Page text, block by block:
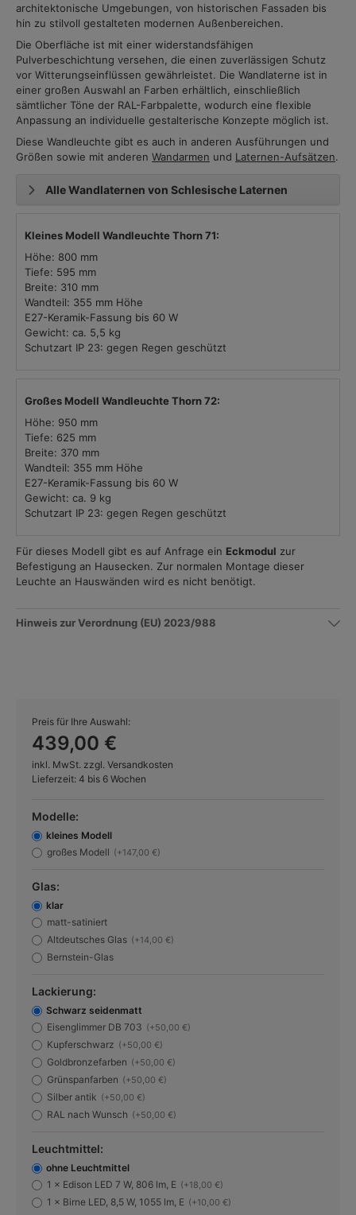
architektonische Umgebungen, von historischen Fassaden bis
hin zu stilvoll gestalteten modernen Außenbereichen.
Die Oberfläche ist mit einer widerstandsfähigen
Pulverbeschichtung versehen, die einen zuverlässigen Schutz
vor Witterungseinflüssen gewährleistet. Die Wandlaterne ist in
einer großen Auswahl an Farben erhältlich, einschließlich
sämtlicher Töne der RAL-Farbpalette, wodurch eine flexible
Anpassung an individuelle gestalterische Konzepte möglich ist.
Diese Wandleuchte gibt es auch in anderen Ausführungen und
Größen sowie mit anderen Wandarmen und Laternen-Aufsätzen.
Alle Wandlaternen von Schlesische Laternen
Kleines Modell Wandleuchte Thorn 71:
Höhe: 800 mm
Tiefe: 595 mm
Breite: 310 mm
Wandteil: 355 mm Höhe
E27-Keramik-Fassung bis 60 W
Gewicht: ca. 5,5 kg
Schutzart IP 23: gegen Regen geschützt
Großes Modell Wandleuchte Thorn 72:
Höhe: 950 mm
Tiefe: 625 mm
Breite: 370 mm
Wandteil: 355 mm Höhe
E27-Keramik-Fassung bis 60 W
Gewicht: ca. 9 kg
Schutzart IP 23: gegen Regen geschützt
Für dieses Modell gibt es auf Anfrage ein Eckmodul zur
Befestigung an Hausecken. Zur normalen Montage dieser
Leuchte an Hauswänden wird es nicht benötigt.
Hinweis zur Verordnung (EU) 2023/988
Preis für Ihre Auswahl:
439,00 €
inkl. MwSt. zzgl. Versandkosten
Lieferzeit: 4 bis 6 Wochen
Modelle:
kleines Modell
großes Modell (+147,00 €)
Glas:
klar
matt-satiniert
Altdeutsches Glas (+14,00 €)
Bernstein-Glas
Lackierung:
Schwarz seidenmatt
Eisenglimmer DB 703 (+50,00 €)
Kupferschwarz (+50,00 €)
Goldbronzefarben (+50,00 €)
Grünspanfarben (+50,00 €)
Silber antik (+50,00 €)
RAL nach Wunsch (+50,00 €)
Leuchtmittel:
ohne Leuchtmittel
1 × Edison LED 7 W, 806 lm, E (+18,00 €)
1 × Birne LED, 8,5 W, 1055 lm, E (+10,00 €)